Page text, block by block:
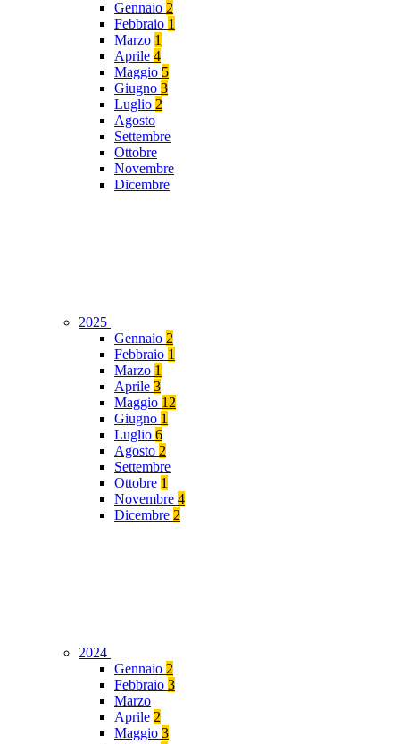
Gennaio 2
Febbraio 1
Marzo 1
Aprile 4
Maggio 5
Giugno 3
Luglio 2
Agosto
Settembre
Ottobre
Novembre
Dicembre
2025
Gennaio 2
Febbraio 1
Marzo 1
Aprile 3
Maggio 12
Giugno 1
Luglio 6
Agosto 2
Settembre
Ottobre 1
Novembre 4
Dicembre 2
2024
Gennaio 2
Febbraio 3
Marzo
Aprile 2
Maggio 3